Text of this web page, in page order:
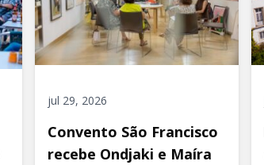
jul 29, 2026
Convento São Francisco
recebe Ondjaki e Maíra